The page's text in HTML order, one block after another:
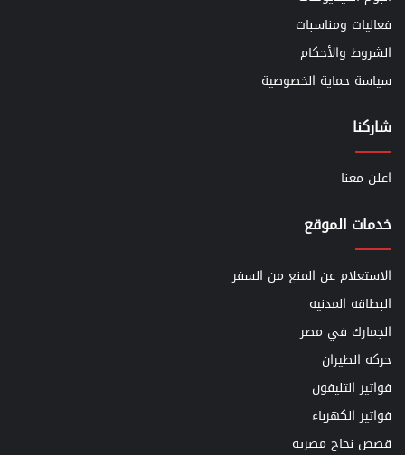
فعاليات ومناسبات
الشروط والأحكام
سياسة حماية الخصوصية
شاركنا
اعلن معنا
خدمات الموقع
الاستعلام عن المنع من السفر
البطاقه المدنيه
الجمارك في مصر
حركه الطيران
فواتير التليفون
فواتير الكهرباء
قصص نجاح مصريه